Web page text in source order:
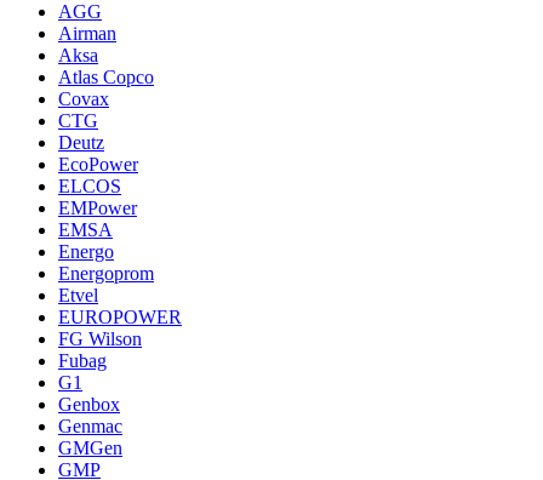
AGG
Airman
Aksa
Atlas Copco
Covax
CTG
Deutz
EcoPower
ELCOS
EMPower
EMSA
Energo
Energoprom
Etvel
EUROPOWER
FG Wilson
Fubag
G1
Genbox
Genmac
GMGen
GMP